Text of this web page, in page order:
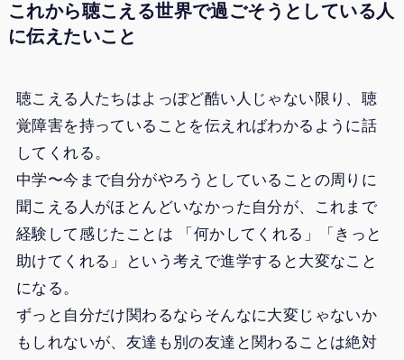
これから聴こえる世界で過ごそうとしている人
に伝えたいこと
聴こえる人たちはよっぽど酷い人じゃない限り、聴
覚障害を持っていることを伝えればわかるように話
してくれる。
中学〜今まで自分がやろうとしていることの周りに
聞こえる人がほとんどいなかった自分が、これまで
経験して感じたことは 「何かしてくれる」「きっと
助けてくれる」という考えで進学すると大変なこと
になる。
ずっと自分だけ関わるならそんなに大変じゃないか
もしれないが、友達も別の友達と関わることは絶対